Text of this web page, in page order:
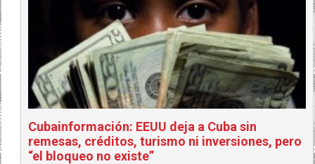
Cubainformación: EEUU deja a Cuba sin
remesas, créditos, turismo ni inversiones, pero
“el bloqueo no existe”